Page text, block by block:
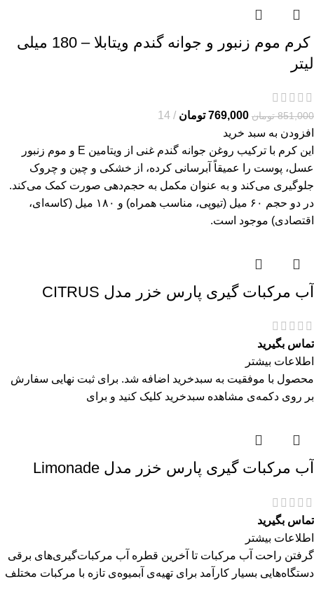
کرم موم زنبور و جوانه گندم ویتابلا – 180 میلی
لیتر
851,000 تومان 769,000 تومان
14
افزودن به سبد خرید
این کرم با ترکیب روغن جوانه گندم غنی از ویتامین E و موم زنبور
عسل، پوست را عمیقاً آبرسانی کرده، از خشکی و چین و چروک
جلوگیری می‌کند و به عنوان مکمل به حجم‌دهی صورت کمک می‌کند.
در دو حجم ۶۰ میل (تیوپی، مناسب همراه) و ۱۸۰ میل (کاسه‌ای،
اقتصادی) موجود است.
آب مرکبات گیری پارس خزر مدل CITRUS
تماس بگیرید
اطلاعات بیشتر
محصول با موفقیت به سبدخرید اضافه شد. برای ثبت نهایی سفارش
بر روی دکمه‌ی مشاهده سبدخرید کلیک کنید و برای
آب مرکبات گیری پارس خزر مدل Limonade
تماس بگیرید
اطلاعات بیشتر
گرفتن راحت آب مرکبات تا آخرین قطره آب مرکبات‌گیری‌های برقی
دستگاه‌هایی بسیار کارآمد برای تهیه‌ی آبمیوه‌ی تازه با مرکبات مختلف